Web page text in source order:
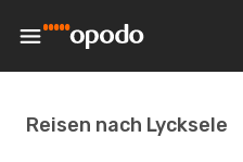
Reisen nach Lycksele